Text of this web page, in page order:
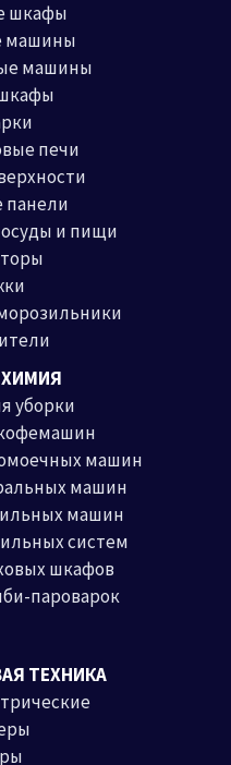
шкафы
машины
машины
печи
и пищи
уборки
машин
машин
машин
систем
шкафов
пароварок
ТЕХНИКА